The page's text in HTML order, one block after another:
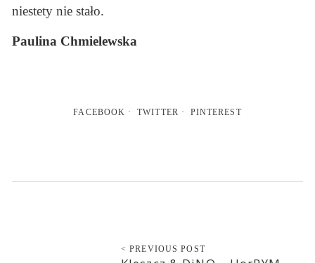
niestety nie stało.
Paulina Chmielewska
FACEBOOK TWITTER PINTEREST
< PREVIOUS POST